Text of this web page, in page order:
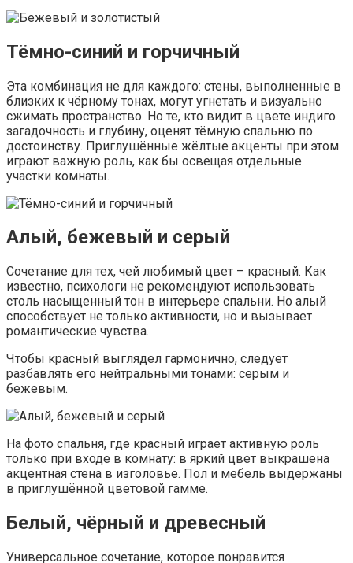
Тёмно-синий и горчичный
Эта комбинация не для каждого: стены, выполненные в
близких к чёрному тонах, могут угнетать и визуально
сжимать пространство. Но те, кто видит в цвете индиго
загадочность и глубину, оценят тёмную спальню по
достоинству. Приглушённые жёлтые акценты при этом
играют важную роль, как бы освещая отдельные
участки комнаты.
Алый, бежевый и серый
Сочетание для тех, чей любимый цвет – красный. Как
известно, психологи не рекомендуют использовать
столь насыщенный тон в интерьере спальни. Но алый
способствует не только активности, но и вызывает
романтические чувства.
Чтобы красный выглядел гармонично, следует
разбавлять его нейтральными тонами: серым и
бежевым.
На фото спальня, где красный играет активную роль
только при входе в комнату: в яркий цвет выкрашена
акцентная стена в изголовье. Пол и мебель выдержаны
в приглушённой цветовой гамме.
Белый, чёрный и древесный
Универсальное сочетание, которое понравится